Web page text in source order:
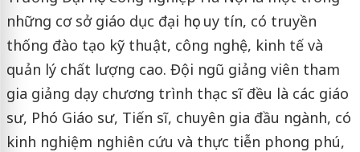
những cơ sở giáo dục đại học uy tín, có truyền
thống đào tạo kỹ thuật, công nghệ, kinh tế và
quản lý chất lượng cao. Đội ngũ giảng viên tham
gia giảng dạy chương trình thạc sĩ đều là các giáo
sư, Phó Giáo sư, Tiến sĩ, chuyên gia đầu ngành, có
kinh nghiệm nghiên cứu và thực tiễn phong phú,